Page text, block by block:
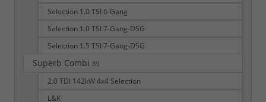
Selection 1.0 TSI 6-Gang
Selection 1.0 TSI 7-Gang-DSG
Selection 1.5 TSI 7-Gang-DSG
Superb Combi 89
2.0 TDI 142kW 4x4 Selection
L&K